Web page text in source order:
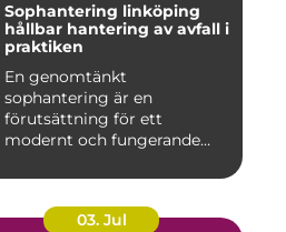
Sophantering linköping
hållbar hantering av avfall i
praktiken
En genomtänkt
sophantering är en
förutsättning för ett
modernt och fungerande
03. Jul